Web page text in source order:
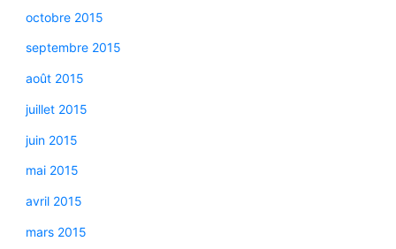
octobre 2015
septembre 2015
août 2015
juillet 2015
juin 2015
mai 2015
avril 2015
mars 2015